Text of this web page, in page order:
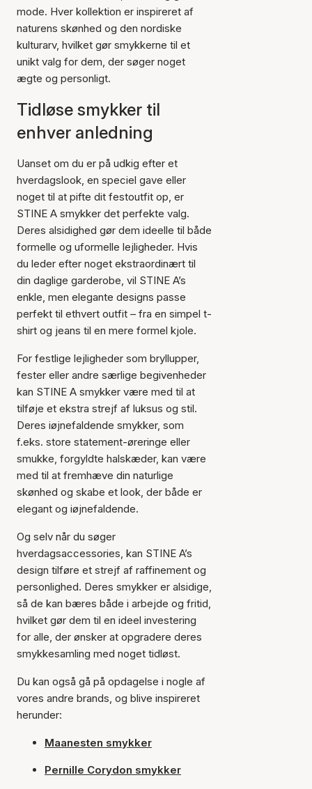
mode. Hver kollektion er inspireret af
naturens skønhed og den nordiske
kulturarv, hvilket gør smykkerne til et
unikt valg for dem, der søger noget
ægte og personligt.
Tidløse smykker til
enhver anledning
Uanset om du er på udkig efter et
hverdagslook, en speciel gave eller
noget til at pifte dit festoutfit op, er
STINE A smykker det perfekte valg.
Deres alsidighed gør dem ideelle til både
formelle og uformelle lejligheder. Hvis
du leder efter noget ekstraordinært til
din daglige garderobe, vil STINE A’s
enkle, men elegante designs passe
perfekt til ethvert outfit – fra en simpel t-
shirt og jeans til en mere formel kjole.
For festlige lejligheder som bryllupper,
fester eller andre særlige begivenheder
kan STINE A smykker være med til at
tilføje et ekstra strejf af luksus og stil.
Deres iøjnefaldende smykker, som
f.eks. store statement-øreringe eller
smukke, forgyldte halskæder, kan være
med til at fremhæve din naturlige
skønhed og skabe et look, der både er
elegant og iøjnefaldende.
Og selv når du søger
hverdagsaccessories, kan STINE A’s
design tilføre et strejf af raffinement og
personlighed. Deres smykker er alsidige,
så de kan bæres både i arbejde og fritid,
hvilket gør dem til en ideel investering
for alle, der ønsker at opgradere deres
smykkesamling med noget tidløst.
Du kan også gå på opdagelse i nogle af
vores andre brands, og blive inspireret
herunder:
Maanesten smykker
Pernille Corydon smykker